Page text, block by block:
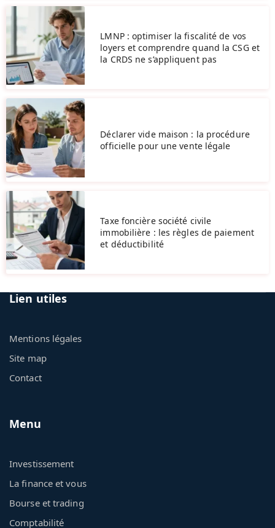
LMNP : optimiser la fiscalité de vos
loyers et comprendre quand la CSG et
la CRDS ne s’appliquent pas
Déclarer vide maison : la procédure
officielle pour une vente légale
Taxe foncière société civile
immobilière : les règles de paiement
et déductibilité
Lien utiles
Mentions légales
Site map
Contact
Menu
Investissement
La finance et vous
Bourse et trading
Comptabilité